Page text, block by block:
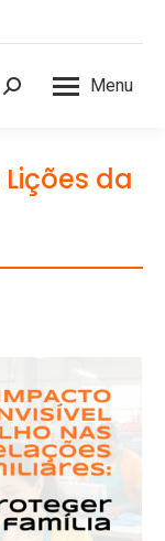
Menu
Buscar
Lições da